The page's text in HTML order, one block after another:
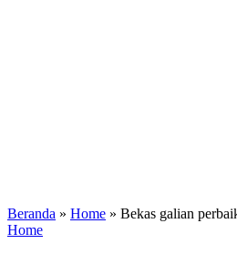
Beranda » Home » Bekas galian
Home